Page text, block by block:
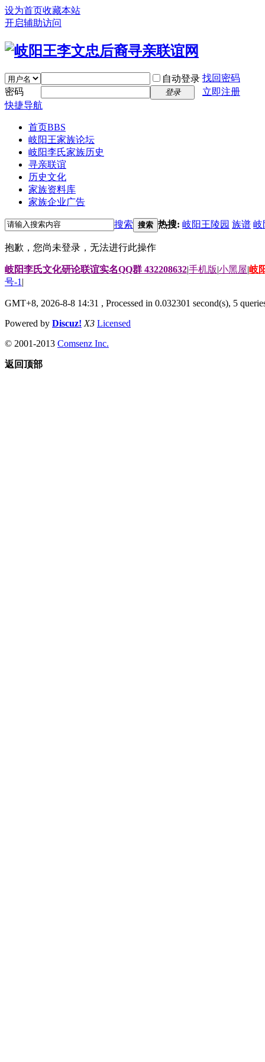
设为首页收藏本站
开启辅助访问
自动登录 找回密码
密码
登录
立即注册
快捷导航
首页BBS
岐阳王家族论坛
岐阳李氏家族历史
寻亲联谊
历史文化
家族资料库
家族企业广告
搜索 搜索 热搜: 岐阳王陵园 族谱 岐
抱歉，您尚未登录，无法进行此操作
岐阳李氏文化研论联谊实名QQ群 432208632|手机版|小黑屋|岐
号-1 |
GMT+8, 2026-8-8 14:31 , Processed in 0.032301 second(s), 5
Powered by Discuz! X3 Licensed
© 2001-2013 Comsenz Inc.
返回顶部